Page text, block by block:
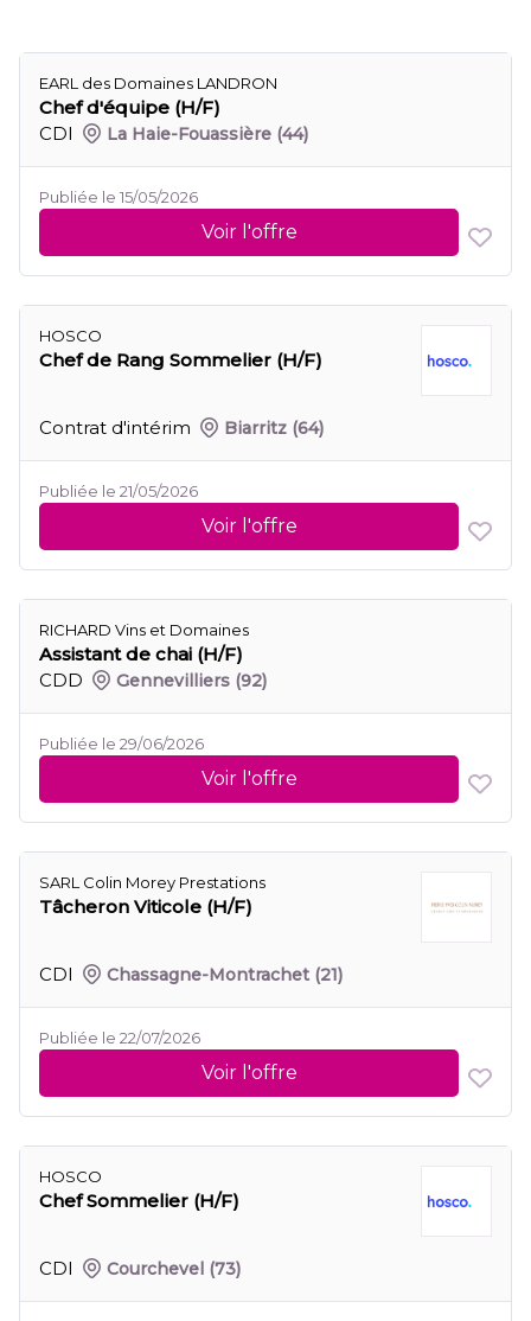
EARL des Domaines LANDRON
Chef d'équipe (H/F)
CDI
La Haie-Fouassière (44)
Publiée le 15/05/2026
Voir l'offre
HOSCO
Chef de Rang Sommelier (H/F)
Contrat d'intérim Biarritz (64)
Publiée le 21/05/2026
Voir l'offre
RICHARD Vins et Domaines
Assistant de chai (H/F)
CDD
Gennevilliers (92)
Publiée le 29/06/2026
Voir l'offre
SARL Colin Morey Prestations
Tâcheron Viticole (H/F)
CDI Chassagne-Montrachet (21)
Publiée le 22/07/2026
Voir l'offre
HOSCO
Chef Sommelier (H/F)
CDI Courchevel (73)